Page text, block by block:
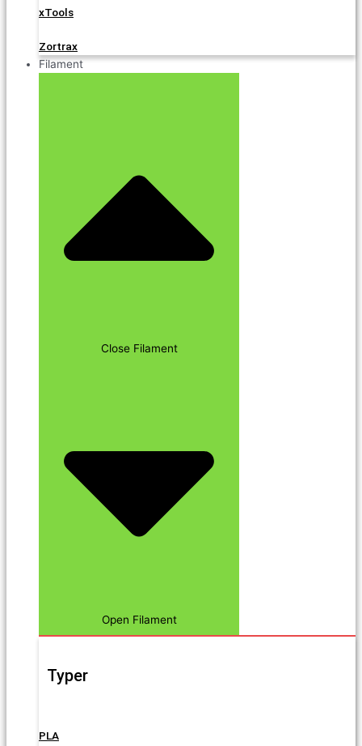
xTools
Zortrax
Filament
Close Filament
Open Filament
Typer
PLA